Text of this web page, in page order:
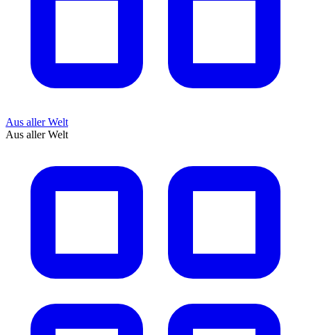
Aus aller Welt
Aus aller Welt